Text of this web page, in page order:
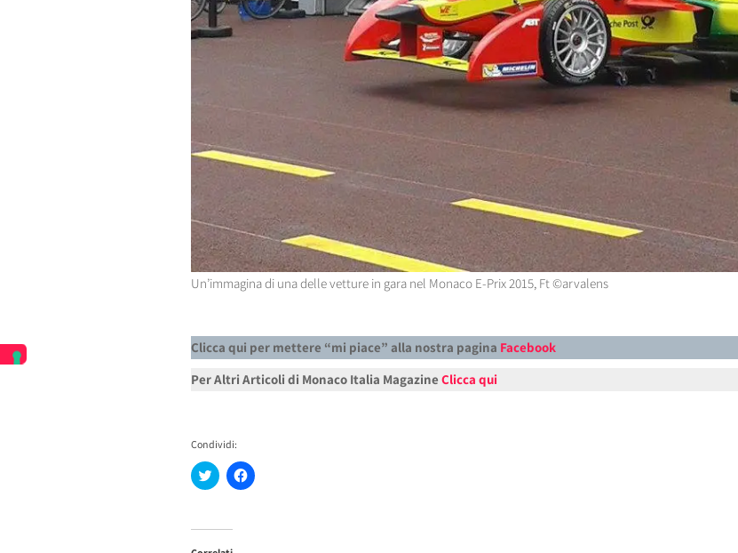
Un’immagina di una delle vetture in gara nel Monaco E-Prix 2015, Ft ©arvalens
Clicca qui per mettere “mi piace” alla nostra pagina Facebook
Per Altri Articoli di Monaco Italia Magazine Clicca qui
Condividi:
Fai
clic
su
Fai
clic